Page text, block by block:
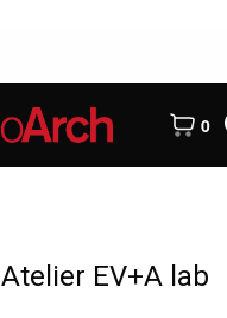
0
Atelier EV+A lab